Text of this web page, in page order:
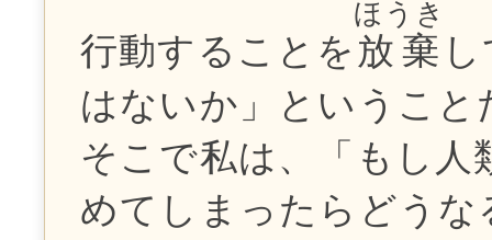
行動することを 放棄
ほうき
はないか」ということ
そこで私は、「もし人
めてしまったらどうな